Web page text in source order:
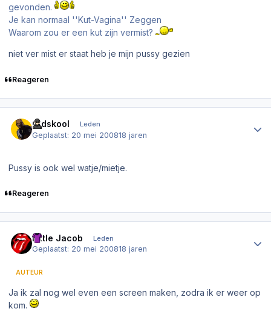
gevonden.
Je kan normaal ''Kut-Vagina'' Zeggen
Waarom zou er een kut zijn vermist?
niet ver mist er staat heb je mijn pussy gezien
Reageren
Oldskool Leden
Geplaatst: 20 mei 200818 jaren
Pussy is ook wel watje/mietje.
Reageren
Little Jacob Leden
Geplaatst: 20 mei 200818 jaren
AUTEUR
Ja ik zal nog wel even een screen maken, zodra ik er weer op
kom.